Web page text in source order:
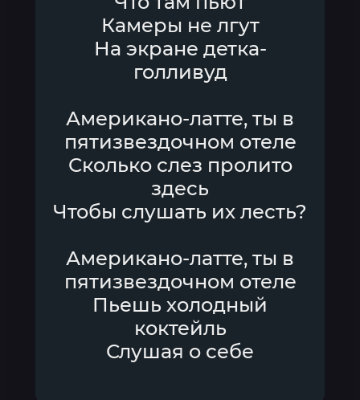
Камеры не лгут
На экране детка-
голливуд
Американо-латте, ты в
пятизвездочном отеле
Сколько слез пролито
здесь
Чтобы слушать их лесть?
Американо-латте, ты в
пятизвездочном отеле
Пьешь холодный
коктейль
Слушая о себе